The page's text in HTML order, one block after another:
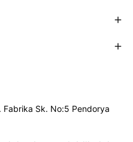
Fabrika Sk. No:5 Pendorya